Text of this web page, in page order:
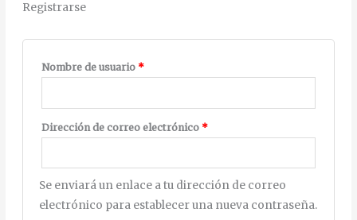
t
e
Registrarse
Nombre de usuario *
Dirección de correo electrónico *
Se enviará un enlace a tu dirección de correo
electrónico para establecer una nueva contraseña.